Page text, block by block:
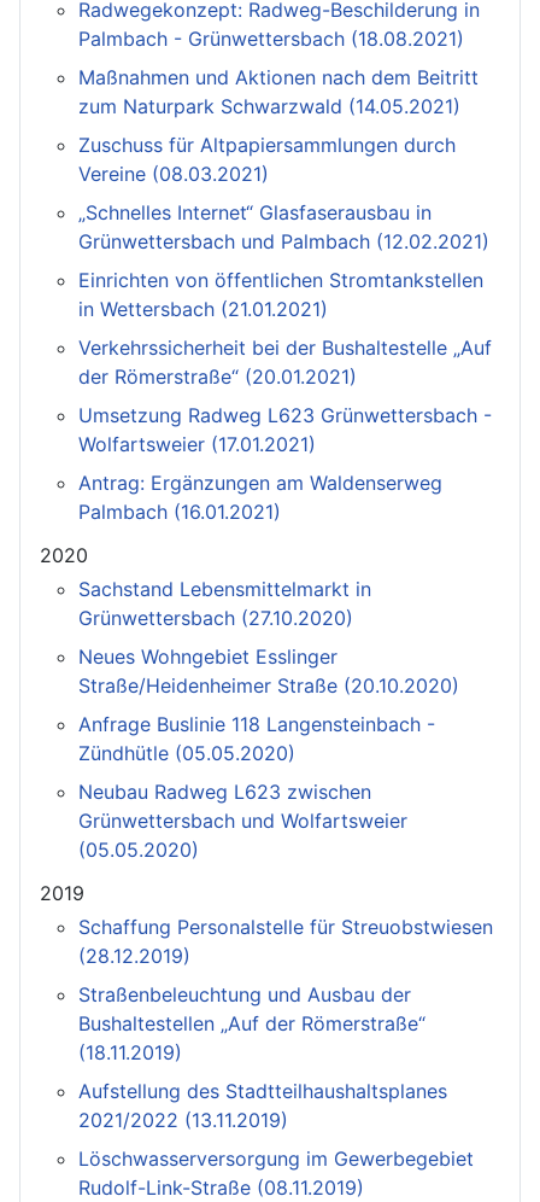
Radwegekonzept: Radweg-Beschilderung in
Palmbach - Grünwettersbach (18.08.2021)
Maßnahmen und Aktionen nach dem Beitritt
zum Naturpark Schwarzwald (14.05.2021)
Zuschuss für Altpapiersammlungen durch
Vereine (08.03.2021)
„Schnelles Internet“ Glasfaserausbau in
Grünwettersbach und Palmbach (12.02.2021)
Einrichten von öffentlichen Stromtankstellen
in Wettersbach (21.01.2021)
Verkehrssicherheit bei der Bushaltestelle „Auf
der Römerstraße“ (20.01.2021)
Umsetzung Radweg L623 Grünwettersbach -
Wolfartsweier (17.01.2021)
Antrag: Ergänzungen am Waldenserweg
Palmbach (16.01.2021)
2020
Sachstand Lebensmittelmarkt in
Grünwettersbach (27.10.2020)
Neues Wohngebiet Esslinger
Straße/Heidenheimer Straße (20.10.2020)
Anfrage Buslinie 118 Langensteinbach -
Zündhütle (05.05.2020)
Neubau Radweg L623 zwischen
Grünwettersbach und Wolfartsweier
(05.05.2020)
2019
Schaffung Personalstelle für Streuobstwiesen
(28.12.2019)
Straßenbeleuchtung und Ausbau der
Bushaltestellen „Auf der Römerstraße“
(18.11.2019)
Aufstellung des Stadtteilhaushaltsplanes
2021/2022 (13.11.2019)
Löschwasserversorgung im Gewerbegebiet
Rudolf-Link-Straße (08.11.2019)